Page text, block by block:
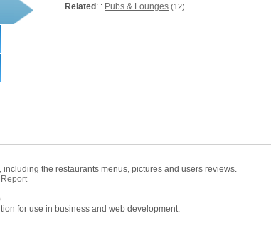
Related : : Pubs & Lounges (12)
the restaurants menus, pictures and users reviews.
Report
for use in business and web development.